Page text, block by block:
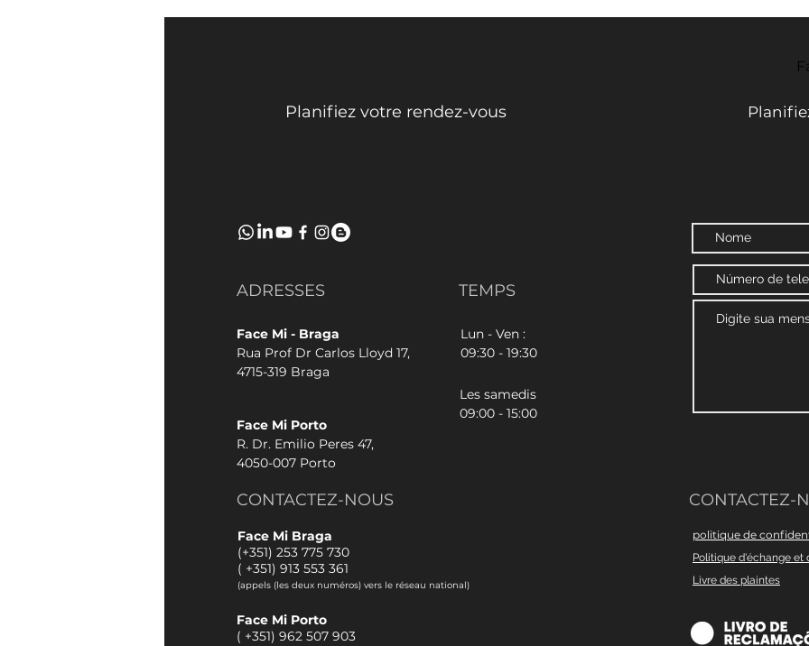
Planifiez votre rendez-vous
ADRESSES TEMPS
Face Mi - Braga
Rua Prof Dr Carlos Lloyd 17,
4715-319 Braga
Lun - Ven :
09:30 - 19:30
Les samedis
09:00 - 15:00
Face Mi Porto
R. Dr. Emilio Peres 47,
4050-007 Porto
CONTACTEZ-NOUS
Face Mi Braga
(+351) 253 775 730
( +351) 913 553 361
(appels (les deux numéros) vers le réseau national)
Face Mi Porto
( +351) 962 507 903
CONTACTEZ-
politique de
Politique d'échange et
Livre des plaintes